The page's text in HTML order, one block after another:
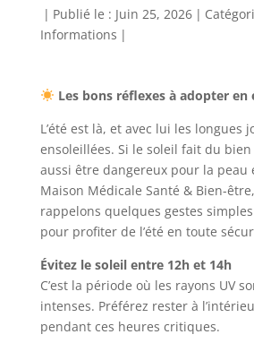
| Publié le : Juin 25, 2026 |
Informations |
Les bons réflexes à adopter en
L’été est là, et avec lui les longues
ensoleillées. Si le soleil fait du
aussi être dangereux pour la peau
Maison Médicale Santé & Bien-
rappelons quelques gestes
pour profiter de l’été en toute
Évitez le soleil entre 12h et 14h
C’est la période où les rayons UV
intenses. Préférez rester à
pendant ces heures critiques.